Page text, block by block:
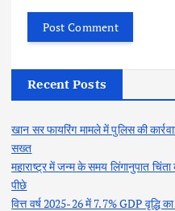
Recent Posts
खान सर फायरिंग मामले में पुलिस की
सख्त
महाराष्ट्र में जन्म के समय लिंगानुपात
पीछे
वित्त वर्ष 2025-26 में 7.7% GDP वृद्धि